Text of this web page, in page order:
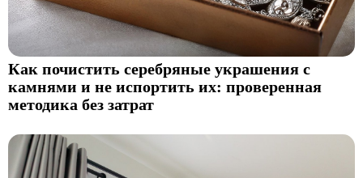
Как почистить серебряные украшения с
камнями и не испортить их: проверенная
методика без затрат